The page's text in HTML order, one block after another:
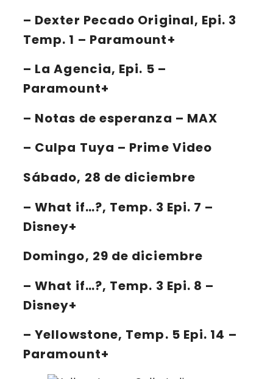
– Dexter Pecado Original, Epi. 3
Temp. 1 – Paramount+
– La Agencia, Epi. 5 –
Paramount+
– Notas de esperanza – MAX
– Culpa Tuya – Prime Video
Sábado, 28 de diciembre
–What if…?, Temp. 3 Epi. 7 –
Disney+
Domingo, 29 de diciembre
–What if…?, Temp. 3 Epi. 8 –
Disney+
–Yellowstone, Temp. 5 Epi. 14 –
Paramount+